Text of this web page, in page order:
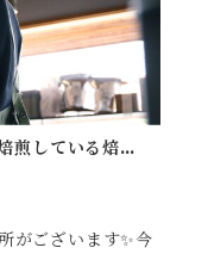
している焙煎士
がございます✨今